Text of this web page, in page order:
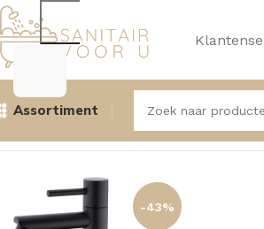
Assortiment
Fonteinkranen
-43%